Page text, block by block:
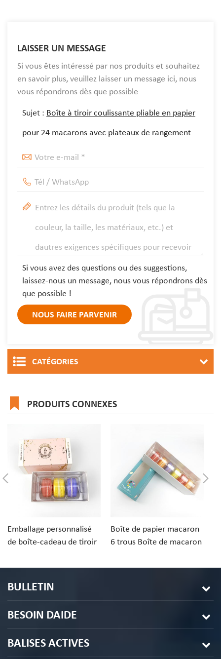
LAISSER UN MESSAGE
Si vous êtes intéressé par nos produits et souhaitez
en savoir plus, veuillez laisser un message ici, nous
vous répondrons dès que possible
Sujet : Boîte à tiroir coulissante pliable en papier
pour 24 macarons avec plateaux de rangement
Si vous avez des questions ou des suggestions,
laissez-nous un message, nous vous répondrons dès
que possible !
CATÉGORIES
PRODUITS CONNEXES
Emballage personnalisé
de boîte-cadeau de tiroir
desserts 3PCS
Boîte de papier macaron
6 trous Boîte de macaron
personnalisée
BULLETIN
BESOIN DAIDE
BALISES ACTIVES